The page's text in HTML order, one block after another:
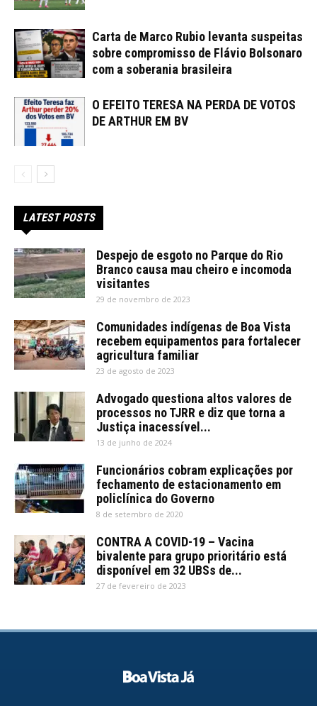
Carta de Marco Rubio levanta suspeitas
sobre compromisso de Flávio Bolsonaro
com a soberania brasileira
O EFEITO TERESA NA PERDA DE VOTOS
DE ARTHUR EM BV
LATEST POSTS
Despejo de esgoto no Parque do Rio
Branco causa mau cheiro e incomoda
visitantes
29 de novembro de 2023
Comunidades indígenas de Boa Vista
recebem equipamentos para fortalecer
agricultura familiar
23 de agosto de 2023
Advogado questiona altos valores de
processos no TJRR e diz que torna a
Justiça inacessível...
13 de junho de 2024
Funcionários cobram explicações por
fechamento de estacionamento em
policlínica do Governo
8 de setembro de 2020
CONTRA A COVID-19 – Vacina
bivalente para grupo prioritário está
disponível em 32 UBSs de...
27 de fevereiro de 2023